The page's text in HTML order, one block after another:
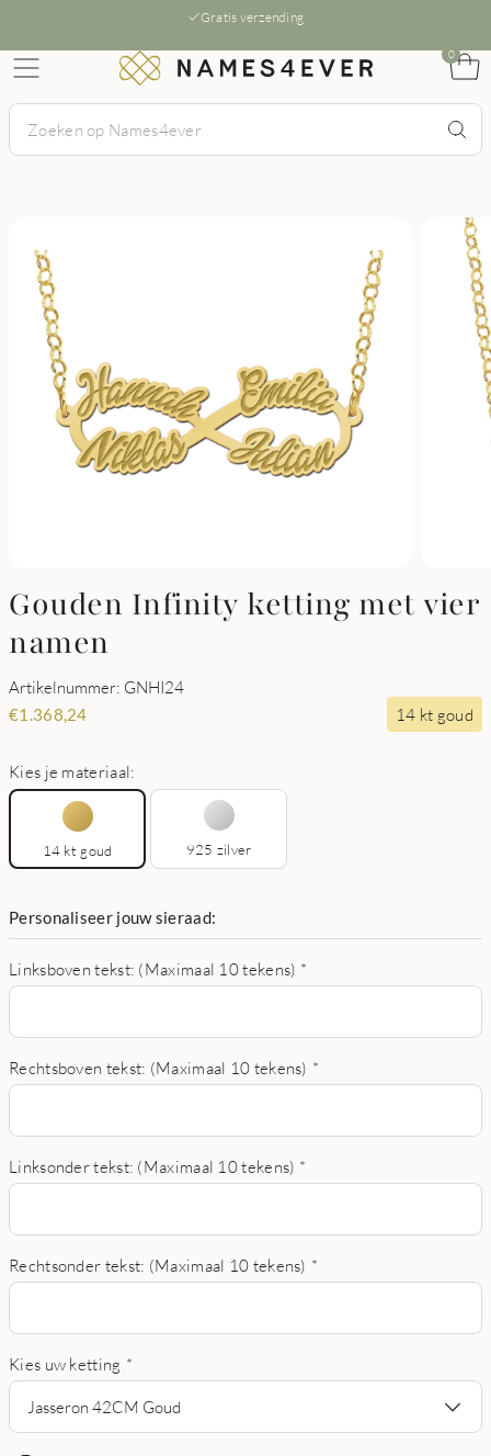
Gratis verzending
0
Gouden Infinity ketting met vier
namen
Artikelnummer: GNHI24
€1.368,24 14 kt goud
Kies je materiaal:
14 kt goud 925 zilver
Personaliseer jouw sieraad:
Linksboven tekst: (Maximaal 10 tekens) *
Rechtsboven tekst: (Maximaal 10 tekens) *
Linksonder tekst: (Maximaal 10 tekens) *
Rechtsonder tekst: (Maximaal 10 tekens) *
Kies uw ketting *
Jasseron 42CM Goud